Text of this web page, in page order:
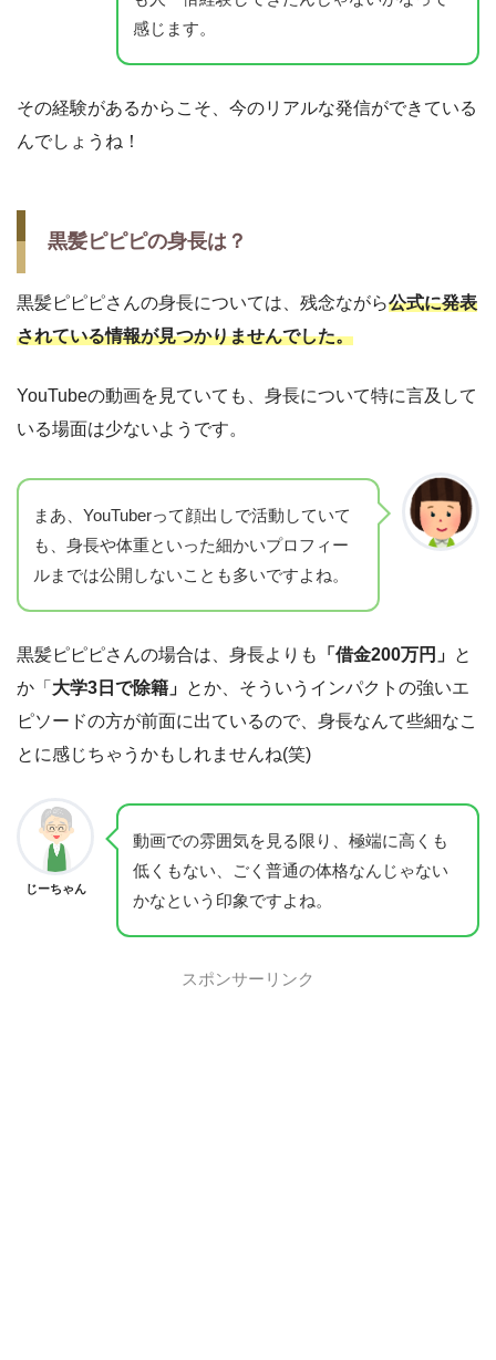
感じます。
その経験があるからこそ、今のリアルな発信ができている
んでしょうね！
黒髪ピピピの身長は？
黒髪ピピピさんの身長については、残念ながら公式に発表
されている情報が見つかりませんでした。
YouTubeの動画を見ていても、身長について特に言及して
いる場面は少ないようです。
まあ、YouTuberって顔出しで活動していて
も、身長や体重といった細かいプロフィー
ルまでは公開しないことも多いですよね。
黒髪ピピピさんの場合は、身長よりも 「借金200万円」 と
か「 大学3日で除籍」 とか、そういうインパクトの強いエ
ピソードの方が前面に出ているので、身長なんて些細なこ
とに感じちゃうかもしれませんね(笑)
じーちゃん
動画での雰囲気を見る限り、極端に高くも
低くもない、ごく普通の体格なんじゃない
かなという印象ですよね。
スポンサーリンク